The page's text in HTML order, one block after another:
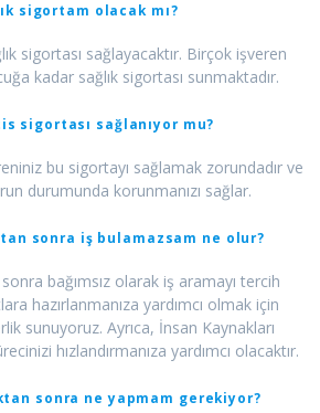
sigortam olacak mı?
sigortası sağlayacaktır. Birçok işveren
kadar sağlık sigortası sunmaktadır.
sigortası sağlanıyor mu?
bu sigortayı sağlamak zorundadır ve
durumunda korunmanızı sağlar.
sonra iş bulamazsam ne olur?
sonra bağımsız olarak iş aramayı tercih
hazırlanmanıza yardımcı olmak için
sunuyoruz. Ayrıca, İnsan Kaynakları
hızlandırmanıza yardımcı olacaktır.
sonra ne yapmam gerekiyor?